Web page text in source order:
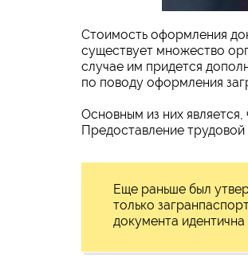
Стоимость оформления
существует множество
случае им придется
по поводу оформления
Основным из них
Предоставление
Еще раньше был
только
документа